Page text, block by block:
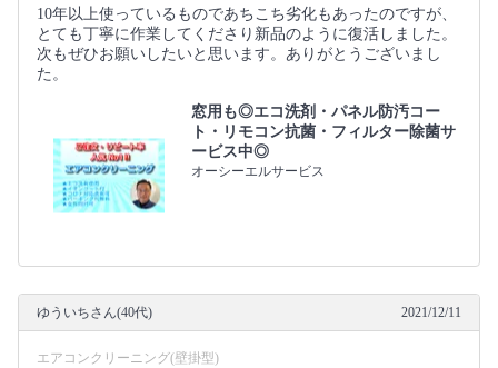
10年以上使っているものであちこち劣化もあったのですが、
とても丁寧に作業してくださり新品のように復活しました。
次もぜひお願いしたいと思います。ありがとうございまし
た。
窓用も◎エコ洗剤・パネル防汚コー
ト・リモコン抗菌・フィルター除菌サ
ービス中◎
オーシーエルサービス
ゆういちさん(40代) 2021/12/11
エアコンクリーニング(壁掛型)